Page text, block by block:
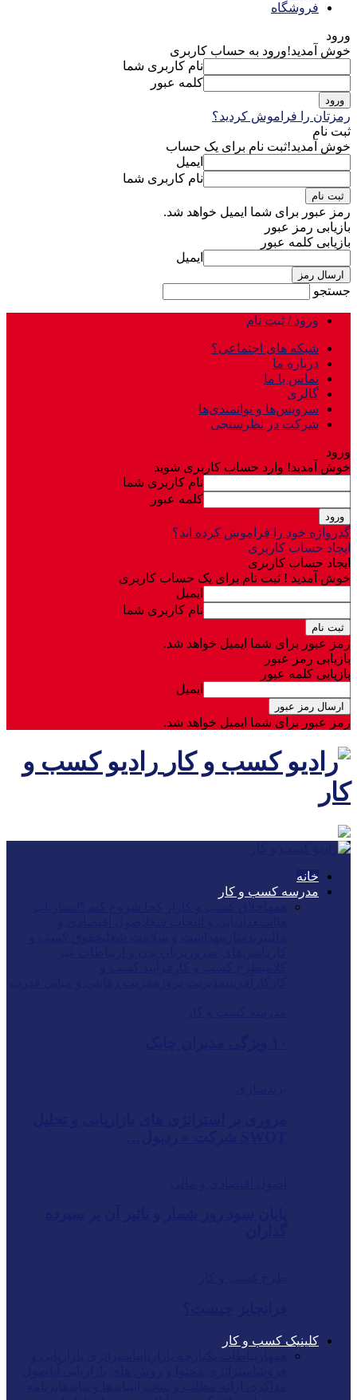
فروشگاه
ورود
خوش آمدید!ورود به حساب کاربری
نام کاربری شما
کلمه عبور
رمزتان را فراموش کردید؟
ثبت نام
خوش آمدید!ثبت نام برای یک حساب
ایمیل
نام کاربری شما
رمز عبور برای شما ایمیل خواهد شد.
بازیابی رمز عبور
بازیابی کلمه عبور
ایمیل
جستجو
ورود / ثبت نام
شبکه های اجتماعی؟
درباره ما
تماس با ما
گالری
سرویس‌ها و توانمندی‌ها
شرکت در نظرسنجی
ورود
خوش آمدید! وارد حساب کاربری شوید
نام کاربری شما
کلمه عبور
گذرواژه خود را فراموش کرده اید؟
ایجاد حساب کاربری
ایجاد حساب کاربری
خوش آمدید ! ثبت نام برای یک حساب کاربری
ایمیل
نام کاربری شما
رمز عبور برای شما ایمیل خواهد شد.
بازیابی رمز عبور
بازیابی کلمه عبور
ایمیل
رمز عبور برای شما ایمیل خواهد شد.
رادیو کسب و
کار
خانه
مدرسه کسب و کار
کلینیک کسب و کار